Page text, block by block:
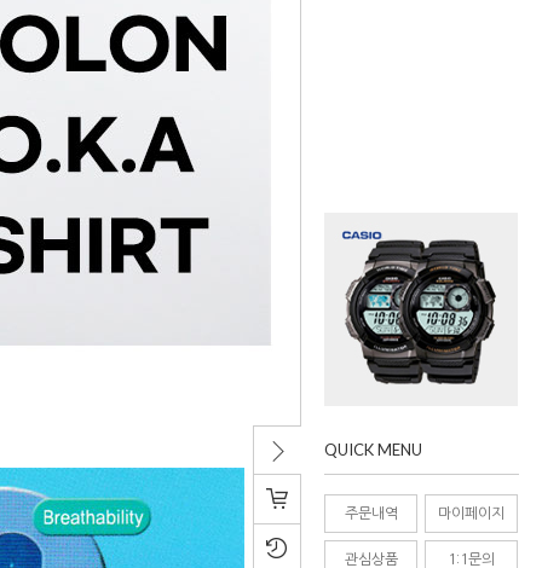
치기/
접기
QUICK MENU
주문내역 마이페이지
관심상품 1:1문의